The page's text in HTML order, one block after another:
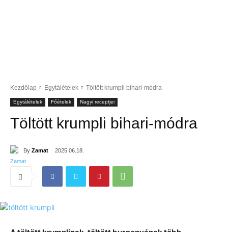
Kezdőlap Egytálételek Töltött krumpli bihari-módra
Egytálételek Főételek Nagyi receptjei
Töltött krumpli bihari-módra
By Zamat 2025.06.18.